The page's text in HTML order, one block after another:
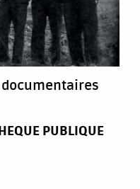
documentaires
PUBLIQUE